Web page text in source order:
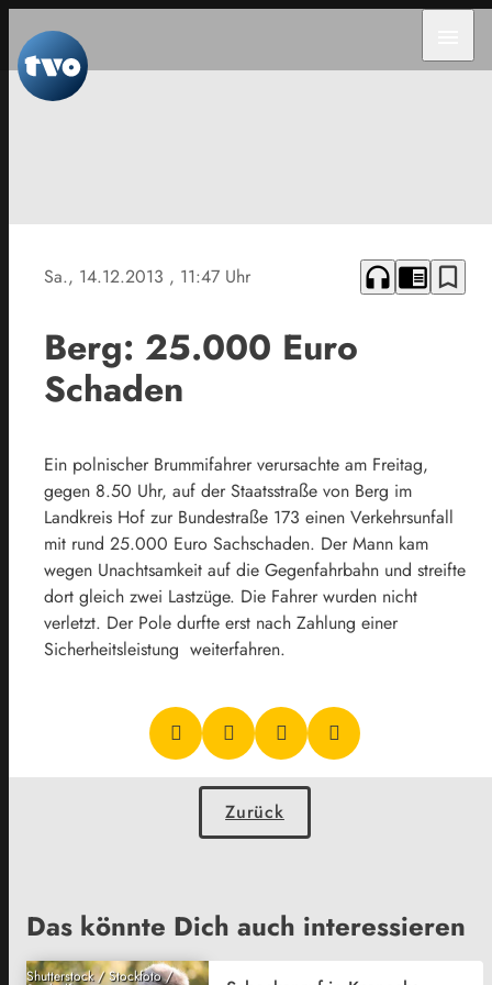
Sa., 14.12.2013 , 11:47 Uhr headphones chrome_reader_mode bookmark_border
Berg: 25.000 Euro
Schaden
Ein polnischer Brummifahrer verursachte am Freitag,
gegen 8.50 Uhr, auf der Staatsstraße von Berg im
Landkreis Hof zur Bundestraße 173 einen Verkehrsunfall
mit rund 25.000 Euro Sachschaden. Der Mann kam
wegen Unachtsamkeit auf die Gegenfahrbahn und streifte
dort gleich zwei Lastzüge. Die Fahrer wurden nicht
verletzt. Der Pole durfte erst nach Zahlung einer
Sicherheitsleistung weiterfahren.
Zurück
Das könnte Dich auch interessieren
Shutterstock / Stockfoto /